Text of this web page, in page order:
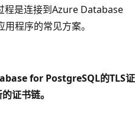
程是连接到Azure Database
程序的常见方案。
for PostgreSQL的TLS证
证书链。